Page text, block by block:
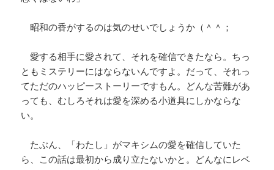
昭和の香がするのは気のせいでしょうか（＾＾；
愛する相手に愛されて、それを確信できたなら。ちっ
ともミステリーにはならないんですよ。だって、それっ
てただのハッピーストーリーですもん。どんな苦難があ
っても、むしろそれは愛を深める小道具にしかならな
い。
たぶん、「わたし」がマキシムの愛を確信していた
ら、この話は最初から成り立たないかと。どんなにレベ